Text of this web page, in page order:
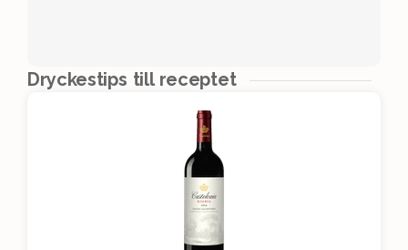
Dryckestips till receptet